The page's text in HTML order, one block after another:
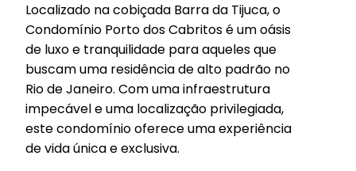
Localizado na cobiçada Barra da Tijuca, o
Condomínio Porto dos Cabritos é um oásis
de luxo e tranquilidade para aqueles que
buscam uma residência de alto padrão no
Rio de Janeiro. Com uma infraestrutura
impecável e uma localização privilegiada,
este condomínio oferece uma experiência
de vida única e exclusiva.